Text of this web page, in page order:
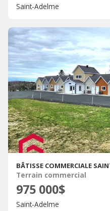
Saint-Adelme
BÂTISSE COMMERCIALE
Terrain commercial
975 000$
Saint-Adelme